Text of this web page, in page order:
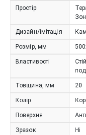
Простір
Дизайн/імітація
Розмір, мм
Властивості
Товщина, мм 20
Колір
Поверхня
Зразок
Ні